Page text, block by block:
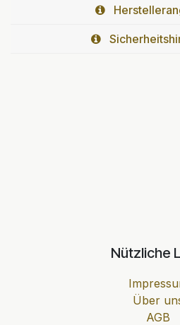
Nützliche
Über
AGB